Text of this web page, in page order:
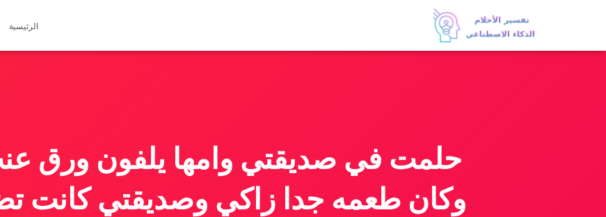
الرئيسية
حلمت في صديقتي وامها يلفون ورق
وكان طعمه جدا زاكي وصديقتي كانت